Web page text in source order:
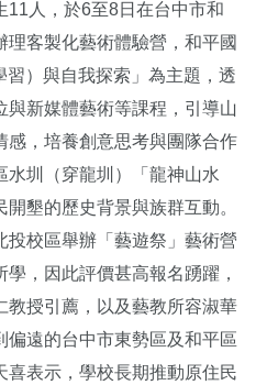
人，於6至8日在台中市和
客製化藝術體驗營，和平國
）與自我探索」為主題，透
新媒體藝術等課程，引導山
感，培養創意思考與團隊合作
水圳（穿龍圳）「龍神山水
墾的歷史背景與族群互動。
校區舉辦「藝遊祭」藝術營
，因此評價甚高報名踴躍，
教授引薦，以及藝教所容淑華
遠的台中市東勢區及和平區
喜表示，學校長期推動原住民